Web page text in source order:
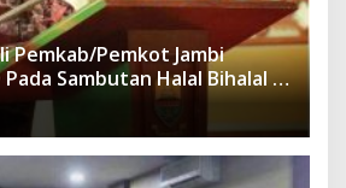
Pemkab/Pemkot Jambi
Sambutan Halal Bihalal di